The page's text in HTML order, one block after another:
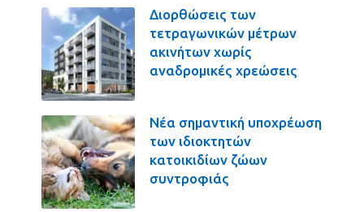
Διορθώσεις των
τετραγωνικών μέτρων
ακινήτων χωρίς
αναδρομικές χρεώσεις
Νέα σημαντική υποχρέωση
των ιδιοκτητών
κατοικιδίων ζώων
συντροφιάς